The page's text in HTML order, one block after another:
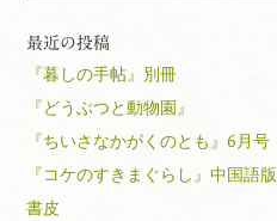
最近の投稿
『暮しの手帖』別冊
『どうぶつと動物園』
『ちいさなかがくのとも』6月号
『コケのすきまぐらし』中国語版
書皮